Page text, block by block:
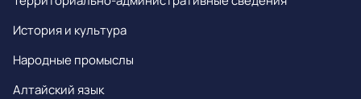
История и культура
Народные промыслы
Алтайский язык